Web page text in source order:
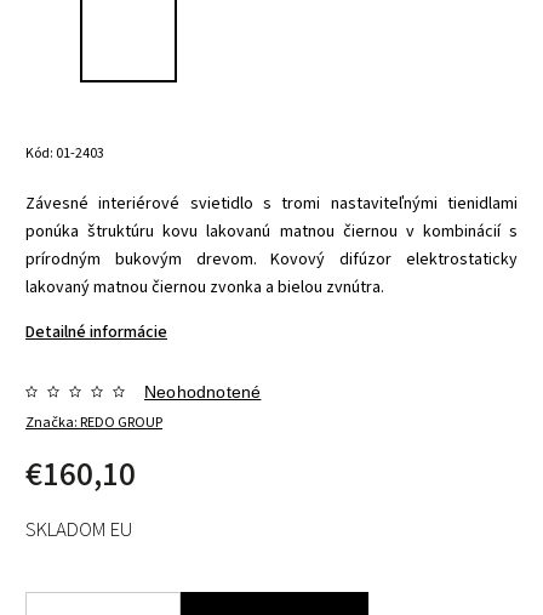
Kód: 01-2403
Závesné interiérové svietidlo s tromi nastaviteľnými tienidlami
ponúka štruktúru kovu lakovanú matnou čiernou v kombinácií s
prírodným bukovým drevom. Kovový difúzor elektrostaticky
lakovaný matnou čiernou zvonka a bielou zvnútra.
Detailné informácie
Značka:REDO GROUP
Neohodnotené
€160,10
SKLADOM EU